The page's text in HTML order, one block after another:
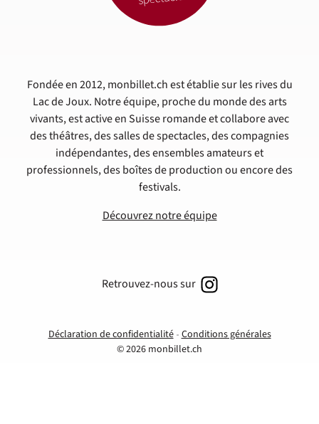
Fondée en 2012, monbillet.ch est établie sur les rives du
Lac de Joux. Notre équipe, proche du monde des arts
vivants, est active en Suisse romande et collabore avec
des théâtres, des salles de spectacles, des compagnies
indépendantes, des ensembles amateurs et
professionnels, des boîtes de production ou encore des
festivals.
Découvrez notre équipe
Déclaration de confidentialité Conditions générales
© 2026 monbillet.ch
Retrouvez-nous sur